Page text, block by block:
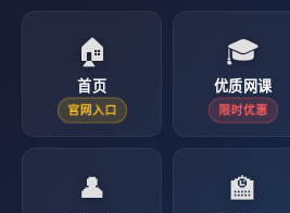
🏠
首页
官网入口
🎓
优质网课
限时优惠
👤 🏫